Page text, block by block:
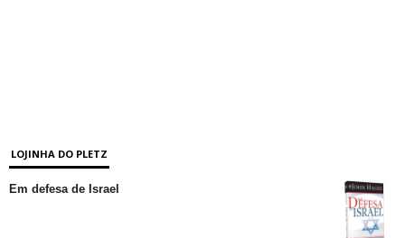
LOJINHA DO PLETZ
Em defesa de Israel